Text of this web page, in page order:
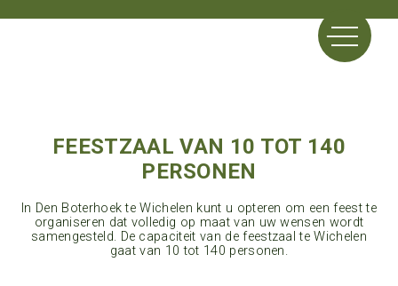
FEESTZAAL VAN 10 TOT 140
PERSONEN
In Den Boterhoek te Wichelen kunt u opteren om een feest te
organiseren dat volledig op maat van uw wensen wordt
samengesteld. De capaciteit van de feestzaal te Wichelen
gaat van 10 tot 140 personen.